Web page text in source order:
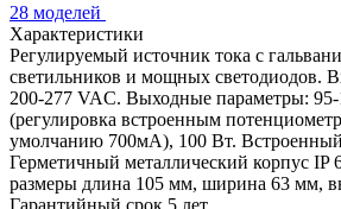
28 моделей
Характеристики
Регулируемый источник тока с
светильников и мощных светодиодов.
200-277 VAC. Выходные параметры:
(регулировка встроенным
умолчанию 700мА), 100 Вт.
Герметичный металлический корпус IP
размеры длина 105 мм, ширина 63 мм,
Гарантийный срок 5 лет.